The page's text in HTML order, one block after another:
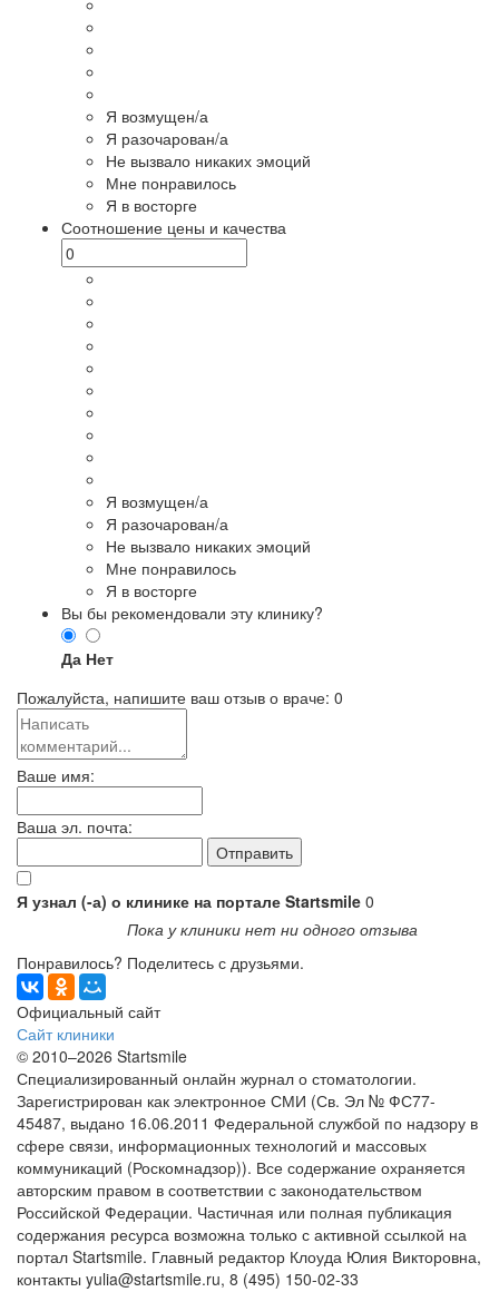
Я возмущен/а
Я разочарован/а
Не вызвало никаких эмоций
Мне понравилось
Я в восторге
Соотношение цены и качества
Я возмущен/а
Я разочарован/а
Не вызвало никаких эмоций
Мне понравилось
Я в восторге
Вы бы рекомендовали эту клинику?
Да Нет
Пожалуйста, напишите ваш отзыв о враче: 0
Ваше имя:
Ваша эл. почта:
Я узнал (-а) о клинике на портале Startsmile 0
Пока у клиники нет ни одного отзыва
Понравилось? Поделитесь с друзьями.
Официальный сайт
Сайт клиники
© 2010–2026 Startsmile
Специализированный онлайн журнал о стоматологии.
Зарегистрирован как электронное СМИ (Св. Эл № ФС77-
45487, выдано 16.06.2011 Федеральной службой по надзору в
сфере связи, информационных технологий и массовых
коммуникаций (Роскомнадзор)). Все содержание охраняется
авторским правом в соответствии с законодательством
Российской Федерации. Частичная или полная публикация
содержания ресурса возможна только с активной ссылкой на
портал Startsmile. Главный редактор Клоуда Юлия Викторовна,
контакты yulia@startsmile.ru, 8 (495) 150-02-33